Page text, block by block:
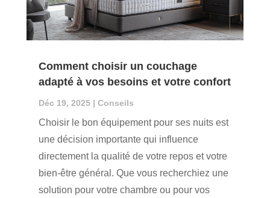
Comment choisir un couchage
adapté à vos besoins et votre confort
Déc 19, 2025| Conseils
Choisir le bon équipement pour ses nuits est
une décision importante qui influence
directement la qualité de votre repos et votre
bien-être général. Que vous recherchiez une
solution pour votre chambre ou pour vos